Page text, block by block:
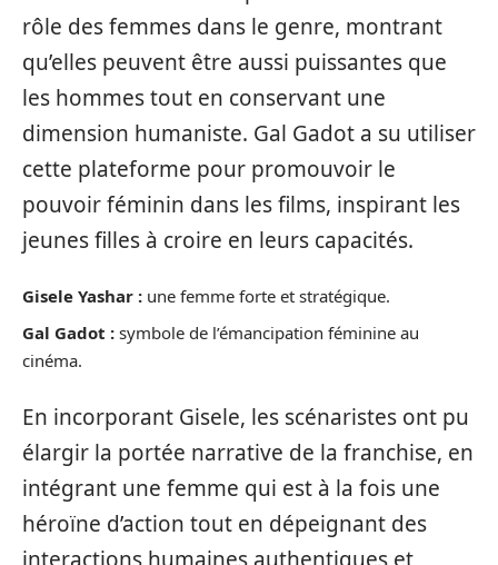
rôle des femmes dans le genre, montrant
qu’elles peuvent être aussi puissantes que
les hommes tout en conservant une
dimension humaniste. Gal Gadot a su utiliser
cette plateforme pour promouvoir le
pouvoir féminin dans les films, inspirant les
jeunes filles à croire en leurs capacités.
Gisele Yashar : une femme forte et stratégique.
Gal Gadot : symbole de l’émancipation féminine au
cinéma.
En incorporant Gisele, les scénaristes ont pu
élargir la portée narrative de la franchise, en
intégrant une femme qui est à la fois une
héroïne d’action tout en dépeignant des